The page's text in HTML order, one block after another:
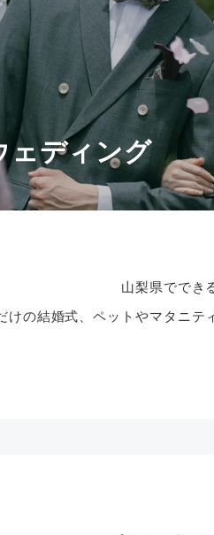
ェディング
山梨県ででき
けの結婚式、ペットやマタニテ